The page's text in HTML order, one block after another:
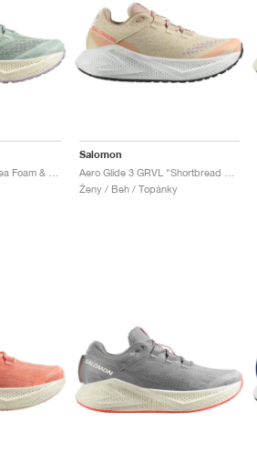
Salomon
Ženy / Beh / Topánky